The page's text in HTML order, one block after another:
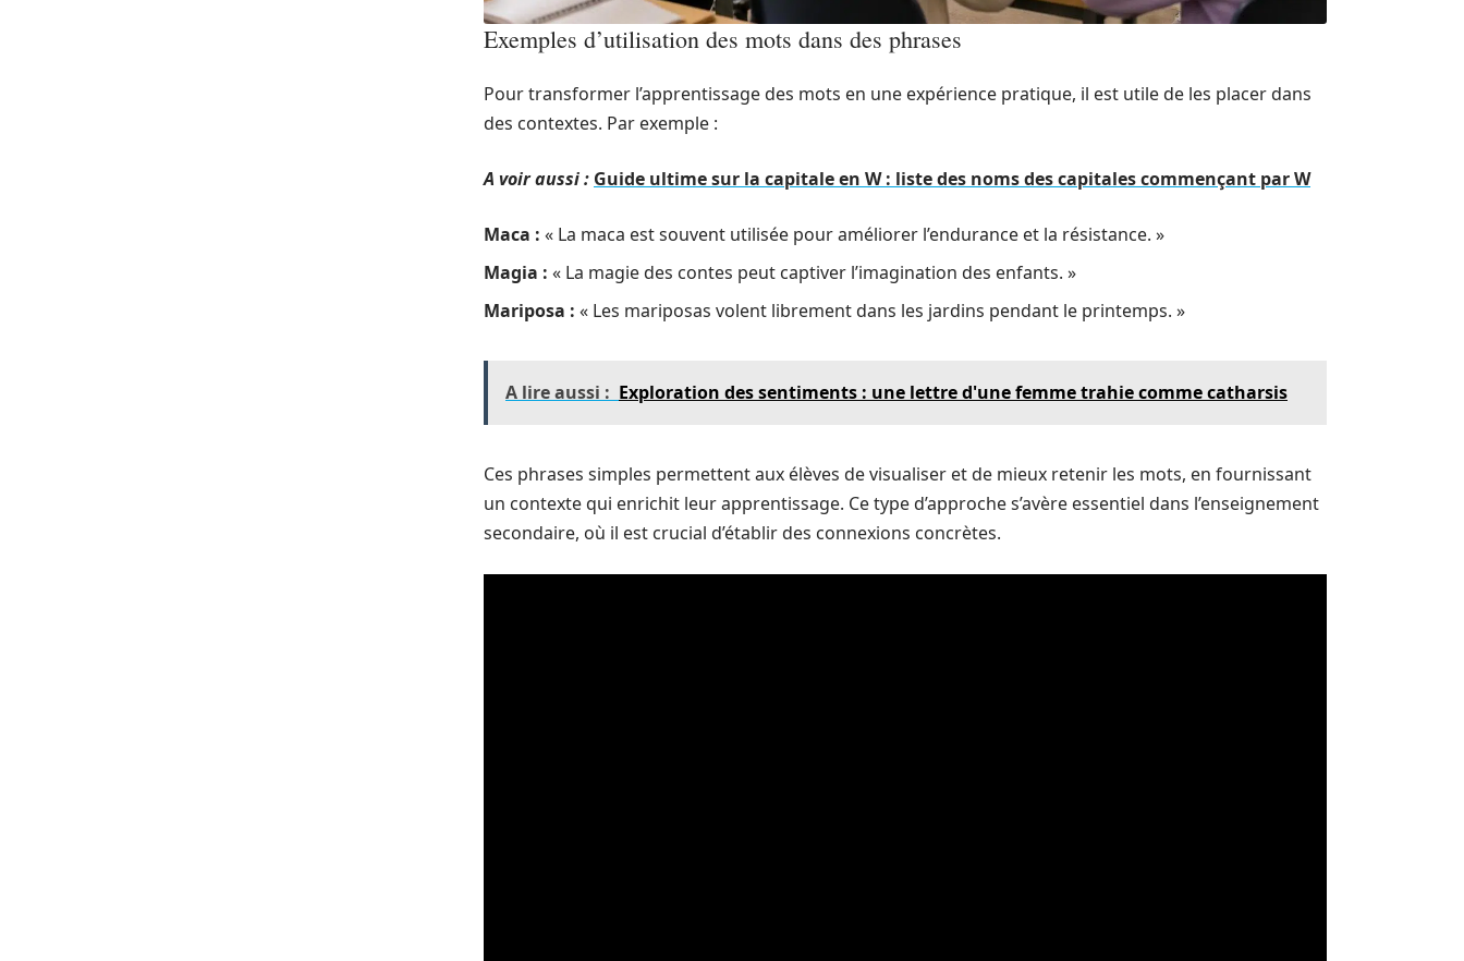
Exemples d’utilisation des mots dans des phrases
Pour transformer l’apprentissage des mots en une expérience pratique, il est utile de les placer dans
des contextes. Par exemple :
A voir aussi : Guide ultime sur la capitale en W : liste des noms des capitales commençant par W
Maca : « La maca est souvent utilisée pour améliorer l’endurance et la résistance. »
Magia : « La magie des contes peut captiver l’imagination des enfants. »
Mariposa : « Les mariposas volent librement dans les jardins pendant le printemps. »
A lire aussi : Exploration des sentiments : une lettre d'une femme trahie comme catharsis
Ces phrases simples permettent aux élèves de visualiser et de mieux retenir les mots, en fournissant
un contexte qui enrichit leur apprentissage. Ce type d’approche s’avère essentiel dans l’enseignement
secondaire, où il est crucial d’établir des connexions concrètes.